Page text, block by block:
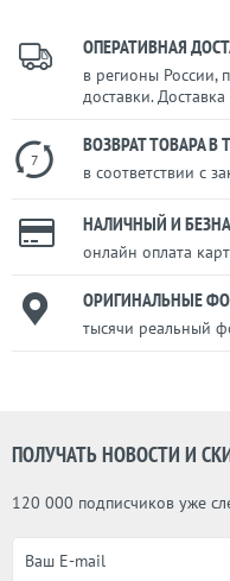
ОПЕРАТИВНАЯ
в регионы России,
доставки.
7
ВОЗВРАТ ТОВАРА В
в соответствии с
НАЛИЧНЫЙ И
онлайн оплата
ОРИГИНАЛЬНЫЕ
тысячи реальный
ПОЛУЧАТЬ НОВОСТИ И
120 000 подписчиков уже